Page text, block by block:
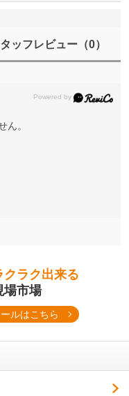
ッフレビュー（0）
ん。
クラク出来る
場市場
ルはこちら